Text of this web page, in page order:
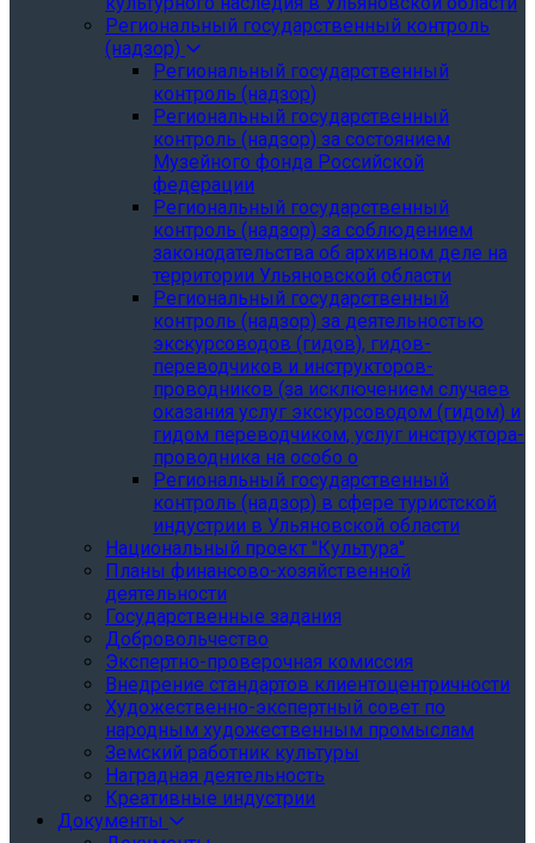
Региональный государственный контроль
(надзор)
Региональный государственный
контроль (надзор)
Региональный государственный
контроль (надзор) за состоянием
Музейного фонда Российской
федерации
Региональный государственный
контроль (надзор) за соблюдением
законодательства об архивном деле на
территории Ульяновской области
Региональный государственный
контроль (надзор) за деятельностью
экскурсоводов (гидов), гидов-
переводчиков и инструкторов-
проводников (за исключением случаев
оказания услуг экскурсоводом (гидом) и
гидом переводчиком, услуг инструктора-
проводника на особо о
Региональный государственный
контроль (надзор) в сфере туристской
индустрии в Ульяновской области
Национальный проект "Культура"
Планы финансово-хозяйственной
деятельности
Государственные задания
Добровольчество
Экспертно-проверочная комиссия
Внедрение стандартов клиентоцентричности
Художественно-экспертный совет по
народным художественным промыслам
Земский работник культуры
Наградная деятельность
Креативные индустрии
Документы